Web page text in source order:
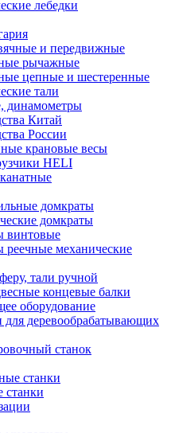
лебедки
и передвижные
рычажные
цепные и шестеренные
тали
динамометры
Китай
России
крановые весы
HELI
домкраты
домкраты
винтовые
реечные механические
тали ручной
концевые балки
оборудование
для деревообрабатывающих
станок
станки
станки